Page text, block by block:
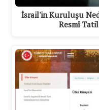
İsrail'in Kuruluşu
Resmî